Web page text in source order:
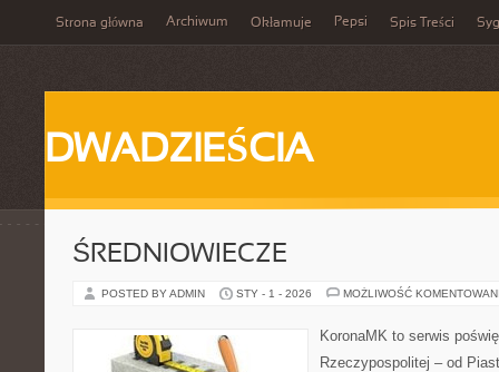
Strona główna Archiwum Okłamuje Pepsi Spis Treści
DWADZIEŚCIA
ŚREDNIOWIECZE
POSTED BY ADMIN STY - 1 - 2026 MOŻLIWOŚĆ
KoronaMK to serwis
Rzeczypospolitej – od